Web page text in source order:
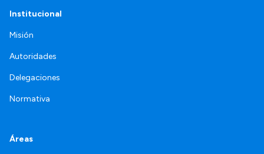
Institucional
Misión
Autoridades
Delegaciones
Normativa
Áreas